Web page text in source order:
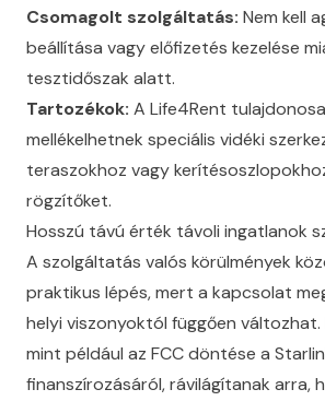
Csomagolt szolgáltatás: Nem kell
beállítása vagy előfizetés kezelése
tesztidőszak alatt.
Tartozékok: A Life4Rent
mellékelhetnek speciális vidéki
teraszokhoz vagy
rögzítőket.
Hosszú távú érték távoli ingatlanok
A szolgáltatás valós körülmények
praktikus lépés, mert a kapcsolat
helyi viszonyoktól függően változhat.
mint például az FCC döntése a
finanszírozásáról, rávilágítanak arra,